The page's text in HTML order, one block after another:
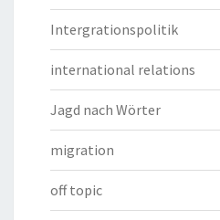
Intergrationspolitik
international relations
Jagd nach Wörter
migration
off topic